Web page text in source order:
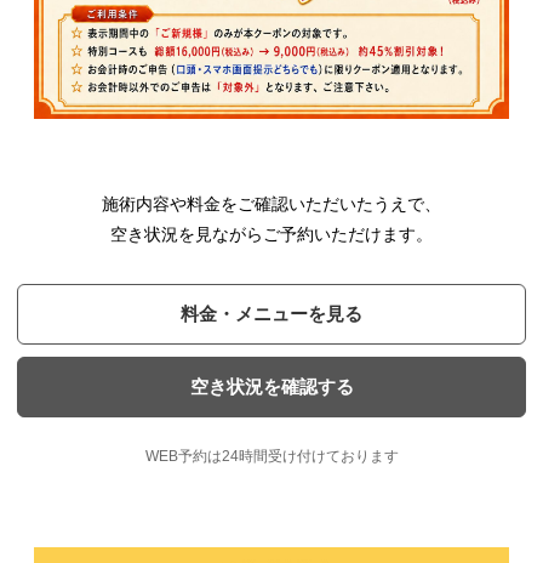
施術内容や料金をご確認いただいたうえで、
空き状況を見ながらご予約いただけます。
料金・メニューを見る
空き状況を確認する
WEB予約は24時間受け付けております